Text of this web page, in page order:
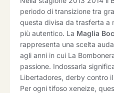
periodo di transizione tra
questa divisa da trasferta a
più autentico. La Maglia
rappresenta una scelta
agli anni in cui La
passione. Indossarla
Libertadores, derby contro
Per ogni tifoso xeneize,